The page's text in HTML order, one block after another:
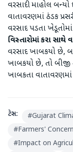
વરસાદી માહોલ
વાતાવરણમાં ઠંડક
વરસાદ પડતા
વિસ્તારોમાં કરા સાથે
વરસાદ ખાબકયો છે,
ખાબકયો છે, તો બીજી
ખાબકતા વાતાવરણમાં
ટેગ્સ: #Gujarat
#Farmers'
#Impact on